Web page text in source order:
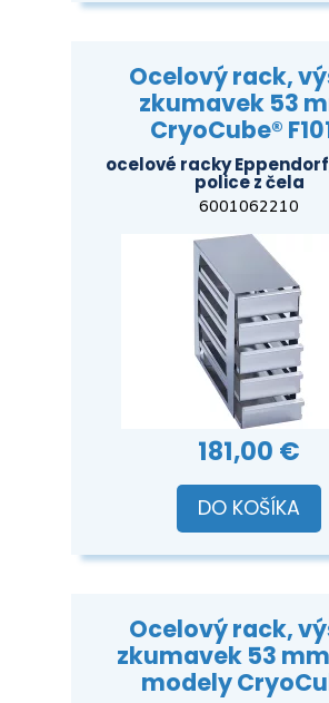
Ocelový rack,
zkumavek 53
CryoCube®
ocelové racky
police z čela
6001062210
181,00 €
DO KOŠÍKA
Ocelový rack,
zkumavek 53
modely